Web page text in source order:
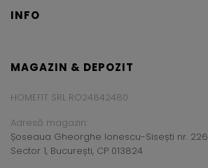
INFO
MAGAZIN & DEPOZIT
HOMEFIT SRL RO24842480
Adresă magazin:
Șoseaua Gheorghe Ionescu-Sisești nr. 226
Sector 1, București, CP 013824